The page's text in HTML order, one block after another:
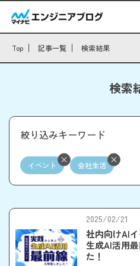
Top 記事一覧 検索結果
検索
絞り込みキーワード
イベント 会社生活
2025/02/21
社内向けAI
生成AI活用
た！